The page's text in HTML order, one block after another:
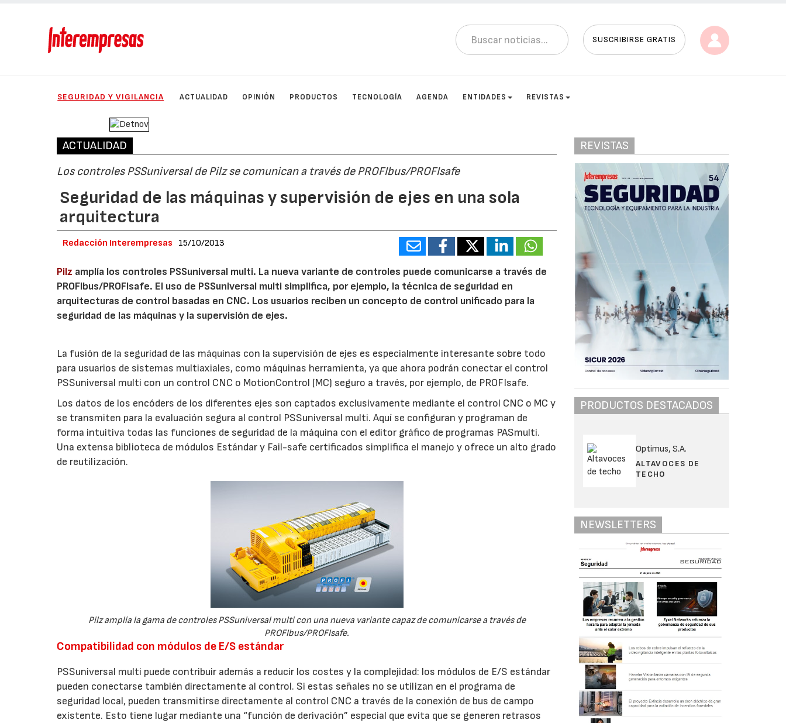
SUSCRIBIRSE GRATIS
SEGURIDAD Y VIGILANCIA ACTUALIDAD OPINIÓN PRODUCTOS TECNOLOGÍA AGENDA ENTIDADES REVISTAS
ACTUALIDAD
Los controles PSSuniversal de Pilz se comunican a través de PROFIbus/PROFIsafe
Seguridad de las máquinas y supervisión de ejes en una sola
arquitectura
Redacción Interempresas 15/10/2013
Pilz amplía los controles PSSuniversal multi. La nueva variante de controles puede comunicarse a través de
PROFIbus/PROFIsafe. El uso de PSSuniversal multi simplifica, por ejemplo, la técnica de seguridad en
arquitecturas de control basadas en CNC. Los usuarios reciben un concepto de control unificado para la
seguridad de las máquinas y la supervisión de ejes.
La fusión de la seguridad de las máquinas con la supervisión de ejes es especialmente interesante sobre todo
para usuarios de sistemas multiaxiales, como máquinas herramienta, ya que ahora podrán conectar el control
PSSuniversal multi con un control CNC o MotionControl (MC) seguro a través, por ejemplo, de PROFIsafe.
Los datos de los encóders de los diferentes ejes son captados exclusivamente mediante el control CNC o MC y
se transmiten para la evaluación segura al control PSSuniversal multi. Aquí se configuran y programan de
forma intuitiva todas las funciones de seguridad de la máquina con el editor gráfico de programas PASmulti.
Una extensa biblioteca de módulos Estándar y Fail-safe certificados simplifica el manejo y ofrece un alto grado
de reutilización.
Pilz amplía la gama de controles PSSuniversal multi con una nueva variante capaz de comunicarse a través de
PROFIbus/PROFIsafe.
Compatibilidad con módulos de E/S estándar
PSSuniversal multi puede contribuir además a reducir los costes y la complejidad: los módulos de E/S estándar
pueden conectarse también directamente al control. Si estas señales no se utilizan en el programa de
seguridad local, pueden transmitirse directamente al control CNC a través de la conexión de bus de campo
existente. Esto tiene lugar mediante una “función de derivación” especial que evita que se generen retrasos
REVISTAS
PRODUCTOS DESTACADOS
Optimus, S.A.
ALTAVOCES DE
TECHO
NEWSLETTERS